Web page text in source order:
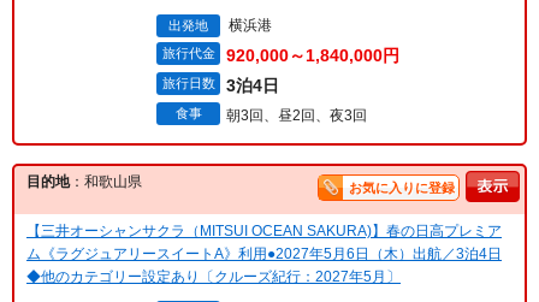
出発地 横浜港
旅行代金 920,000～1,840,000円
旅行日数 3泊4日
食事 朝3回、昼2回、夜3回
目的地：和歌山県 お気に入りに登録
【三井オーシャンサクラ（MITSUI OCEAN SAKURA)】春の日高プレミア
ム《ラグジュアリースイートA》利用●2027年5月6日（木）出航／3泊4日
◆他のカテゴリー設定あり〔クルーズ紀行：2027年5月〕